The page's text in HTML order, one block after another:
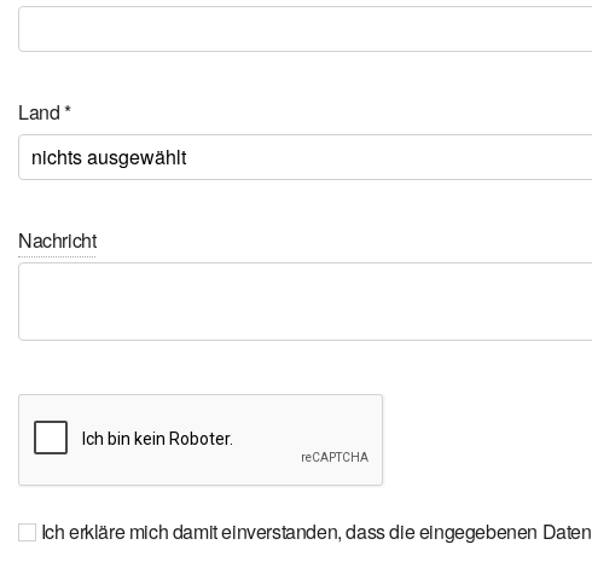
Land*
Nachricht
Ich erkläre mich damit einverstanden, dass die eingegebenen